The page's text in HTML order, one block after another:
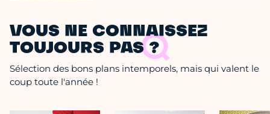
VOUS NE CONNAISSEZ
TOUJOURS PAS ?
Sélection des bons plans intemporels, mais qui valent le
coup toute l'année !